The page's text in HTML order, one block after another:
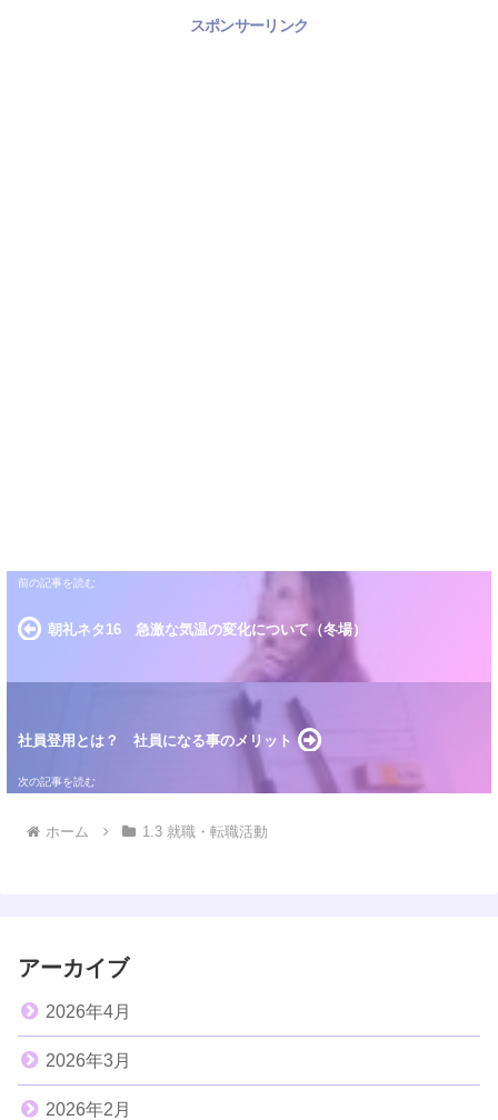
スポンサーリンク
朝礼ネタ16 急激な気温の変化について（冬場）
社員登用とは？ 社員になる事のメリット
ホーム 1.3 就職・転職活動
アーカイブ
2026年4月
2026年3月
2026年2月